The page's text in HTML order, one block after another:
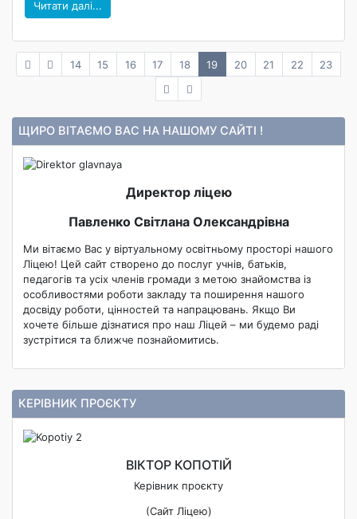
ЩИРО ВІТАЄМО ВАС НА НАШОМУ САЙТІ !
Директор ліцею
Павленко Світлана Олександрівна
Ми вітаємо Вас у віртуальному освітньому просторі нашого
Ліцею! Цей сайт створено до послуг учнів, батьків,
педагогів та усіх членів громади з метою знайомства із
особливостями роботи закладу та поширення нашого
досвіду роботи, цінностей та напрацювань. Якщо Ви
хочете більше дізнатися про наш Ліцей – ми будемо раді
зустрітися та ближче познайомитись.
Читати далі...
14 15 16 17 18 19 20 21 22 23
КЕРІВНИК ПРОЄКТУ
ВІКТОР КОПОТІЙ
Керівник проєкту
(Сайт Ліцею)